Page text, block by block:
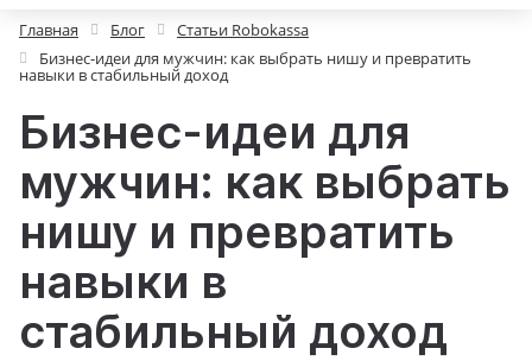
Главная Блог
Статьи Robokassa
Бизнес-идеи для мужчин: как выбрать нишу и превратить
навыки в стабильный доход
Бизнес-идеи для
мужчин: как выбрать
нишу и превратить
навыки в
стабильный доход